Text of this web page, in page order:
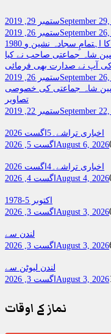
ستمبر 29, 2019September
ستمبر 26, 2019September
1980 میں یو کے میں پہلی نعت کانفرنس جس کا اہتمامِ سجادہ نشین و
شاہ جماعتی صاحب نے کیا
آپ نے صدارت بھی فرمائی
ستمبر 26, 2019September
شاہ جماعتی کی خصوصی
تصاویر
ستمبر 22, 2019September
اخباری تراشے۔5اگست 2026
اگست 5, 2026 August 6, 2026
اخباری تراشے۔4اگست 2026
اگست 4, 2026 August 4, 2026
اکتوبر 5-1978
اگست 3, 2026 August 3, 2026
لندن سے
اگست 3, 2026 August 3, 2026
لندن لیوٹن سے
اگست 3, 2026 August 3, 2026
نماز کے اوقات